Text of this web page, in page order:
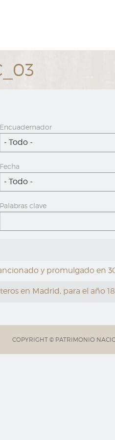
Encuadernador
- Todo -
Fecha
- Todo -
Palabras clave
y promulgado en
en Madrid, para el año
COPYRIGHT © PATRIMONIO